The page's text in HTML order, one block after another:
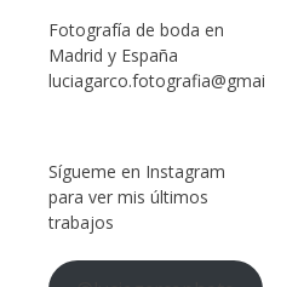
Fotografía de boda en
Madrid y España
luciagarco.fotografia@gmail.com
Sígueme en Instagram
para ver mis últimos
trabajos